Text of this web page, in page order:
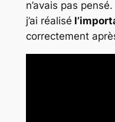
n’avais pas
j’ai réalisé
correctement